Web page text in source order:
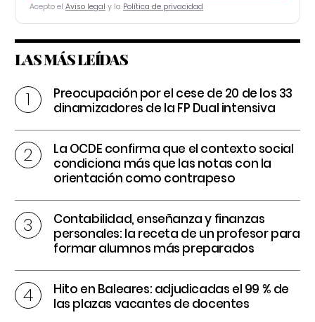
Acepto el Aviso legal y la Política de privacidad
LAS MÁS LEÍDAS
Preocupación por el cese de 20 de los 33
dinamizadores de la FP Dual intensiva
La OCDE confirma que el contexto social
condiciona más que las notas con la
orientación como contrapeso
Contabilidad, enseñanza y finanzas
personales: la receta de un profesor para
formar alumnos más preparados
Hito en Baleares: adjudicadas el 99 % de
las plazas vacantes de docentes